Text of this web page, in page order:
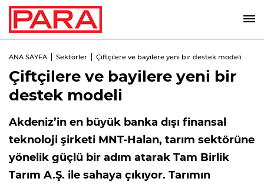
ANA SAYFA Sektörler Çiftçilere ve bayilere yeni bir destek modeli
Çiftçilere ve bayilere yeni bir
destek modeli
Akdeniz’in en büyük banka dışı finansal
teknoloji şirketi MNT-Halan, tarım sektörüne
yönelik güçlü bir adım atarak Tam Birlik
Tarım A.Ş. ile sahaya çıkıyor. Tarımın